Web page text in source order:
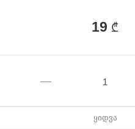
19 ₾
ᲧᲘᲓᲕᲐ